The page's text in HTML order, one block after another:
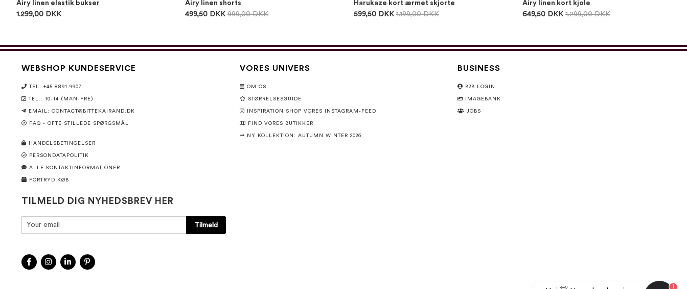
Airy linen elastik bukser
1.299,00 DKK
Airy linen shorts
499,50 DKK 999,00 DKK
Harukaze kort ærmet skjorte
599,50 DKK 1.199,00 DKK
Airy linen kort kjole
649,50 DKK 1.299,00 DKK
WEBSHOP KUNDESERVICE
TEL: +45 8891 9907
TEL.: 10-14 (MAN-FRE)
EMAIL: CONTACT@BITTEKAIRAND.DK
FAQ - OFTE STILLEDE SPØRGSMÅL
HANDELSBETINGELSER
PERSONDATAPOLITIK
ALLE KONTAKTINFORMATIONER
FORTRYD KØB
TILMELD DIG NYHEDSBREV HER
Tilmeld
VORES UNIVERS
OM OS
STØRRELSESGUIDE
INSPIRATION SHOP VORES INSTAGRAM-FEED
FIND VORES BUTIKKER
NY KOLLEKTION: AUTUMN WINTER 2026
BUSINESS
B2B LOGIN
IMAGEBANK
JOBS
1